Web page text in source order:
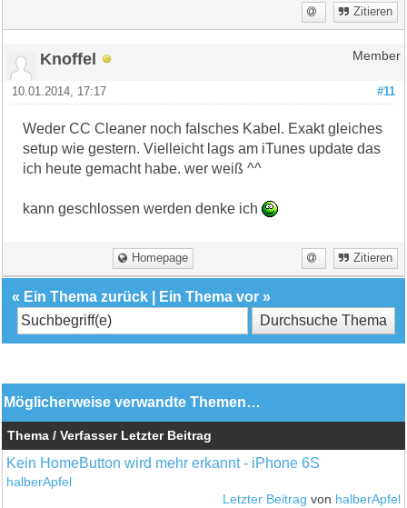
Zitieren
Knoffel Member
#11
10.01.2014, 17:17
Weder CC Cleaner noch falsches Kabel. Exakt gleiches
setup wie gestern. Vielleicht lags am iTunes update das
ich heute gemacht habe. wer weiß ^^
kann geschlossen werden denke ich
Homepage Zitieren
« Ein Thema zurück Ein Thema vor »
Möglicherweise verwandte Themen…
Thema / Verfasser Letzter Beitrag
Kein HomeButton wird mehr erkannt - iPhone 6S
halberApfel
Letzter Beitrag von halberApfel